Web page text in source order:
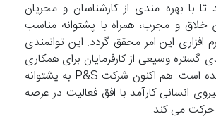
با بهره مندی از کارشناسان و مجریان
و مجرب، همراه با پشتوانه مناسب
افزاری این امر محقق گردد. این توانمندی
گستره وسیعی از کارفرمایان برای همکاری
با شرکت P&S شده است. هم اکنون شرکت P&S به پشتوانه
انسانی کارآمد با افق فعالیت در عرصه
حرکت می کند.